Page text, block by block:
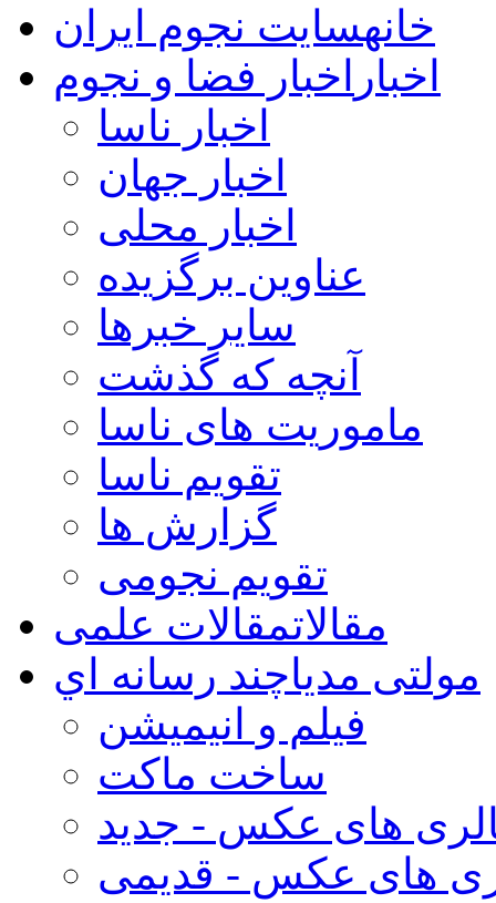
خانهسایت نجوم ایران
اخبار اخبار فضا و نجوم
اخبار ناسا
اخبار جهان
اخبار محلی
عناوین برگزیده
سایر خبرها
آنچه که گذشت
ماموریت های ناسا
تقویم ناسا
گزارش ها
تقویم نجومی
مقالاتمقالات علمی
مولتی مدیاچند رسانه اي
فیلم و انیمیشن
ساخت ماکت
های عکس - جدید
های عکس - قدیمی